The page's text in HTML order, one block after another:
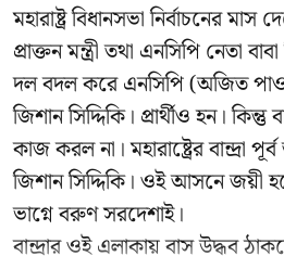
মহারাষ্ট্র বিধানসভা নির্বাচনের
প্রাক্তন মন্ত্রী তথা এনসিপি নেতা
দল বদল করে এনসিপি (অজিত
জিশান সিদ্দিকি। প্রার্থীও হন।
কাজ করল না। মহারাষ্ট্রের বান্দ্রা
জিশান সিদ্দিকি। ওই আসনে জয়ী
ভাগ্নে বরুণ সরদেশাই।
বান্দ্রার ওই এলাকায় বাস উদ্ধব